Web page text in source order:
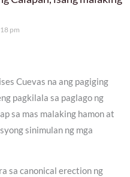
pm
Cuevas na ang pagiging
pagkilala sa paglago ng
sa mas malaking hamon at
sinimulan ng mga
sa canonical erection ng